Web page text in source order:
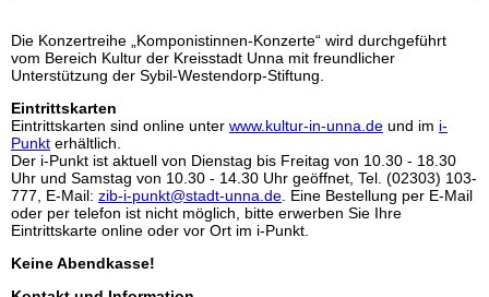
Die Konzertreihe „Komponistinnen-Konzerte“ wird durchgeführt
vom Bereich Kultur der Kreisstadt Unna mit freundlicher
Unterstützung der Sybil-Westendorp-Stiftung.
Eintrittskarten
Eintrittskarten sind online unter www.kultur-in-unna.de und im i-
Punkt erhältlich.
Der i-Punkt ist aktuell von Dienstag bis Freitag von 10.30 - 18.30
Uhr und Samstag von 10.30 - 14.30 Uhr geöffnet, Tel. (02303) 103-
777, E-Mail: zib-i-punkt@stadt-unna.de . Eine Bestellung per E-Mail
oder per telefon ist nicht möglich, bitte erwerben Sie Ihre
Eintrittskarte online oder vor Ort im i-Punkt.
Keine Abendkasse!